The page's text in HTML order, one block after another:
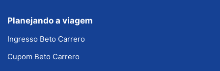
Planejando a viagem
Ingresso Beto Carrero
Cupom Beto Carrero